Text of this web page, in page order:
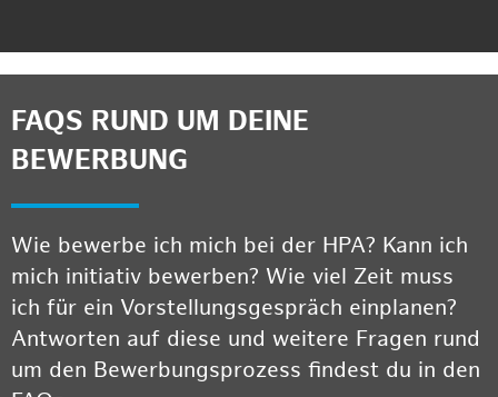
FAQS RUND UM DEINE
BEWERBUNG
Wie bewerbe ich mich bei der HPA? Kann ich
mich initiativ bewerben? Wie viel Zeit muss
ich für ein Vorstellungsgespräch einplanen?
Antworten auf diese und weitere Fragen rund
um den Bewerbungsprozess findest du in den